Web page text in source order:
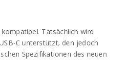
Tatsächlich wird
C unterstützt, den jedoch
Spezifikationen des neuen